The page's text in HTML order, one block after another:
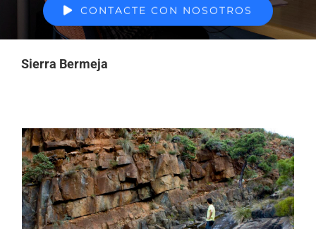
CONTACTE CON NOSOTROS
Sierra Bermeja
El viaje que hizo en 1809